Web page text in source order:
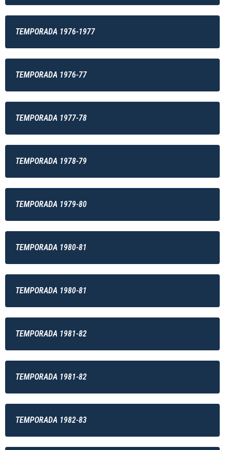
TEMPORADA 1976-1977
TEMPORADA 1976-77
TEMPORADA 1977-78
TEMPORADA 1978-79
TEMPORADA 1979-80
TEMPORADA 1980-81
TEMPORADA 1980-81
TEMPORADA 1981-82
TEMPORADA 1981-82
TEMPORADA 1982-83